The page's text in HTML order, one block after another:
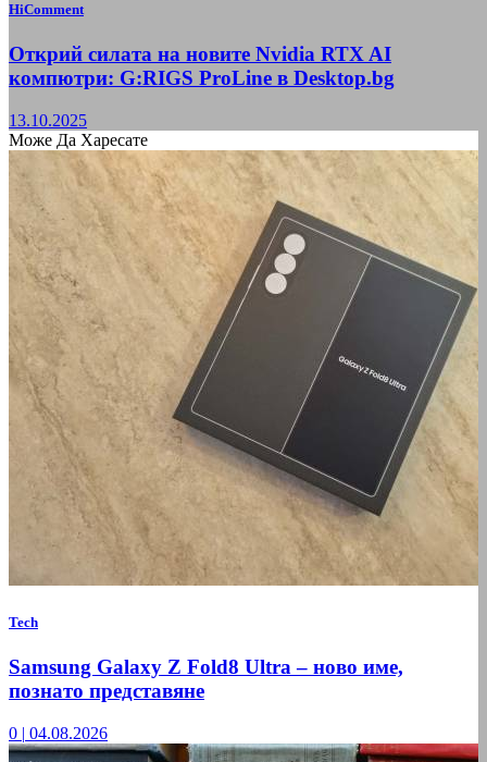
HiComment
Открий силата на новите Nvidia RTX AI
компютри: G:RIGS ProLine в Desktop.bg
13.10.2025
Може Да Харесате
Tech
Samsung Galaxy Z Fold8 Ultra – ново име,
познато представяне
0 | 04.08.2026